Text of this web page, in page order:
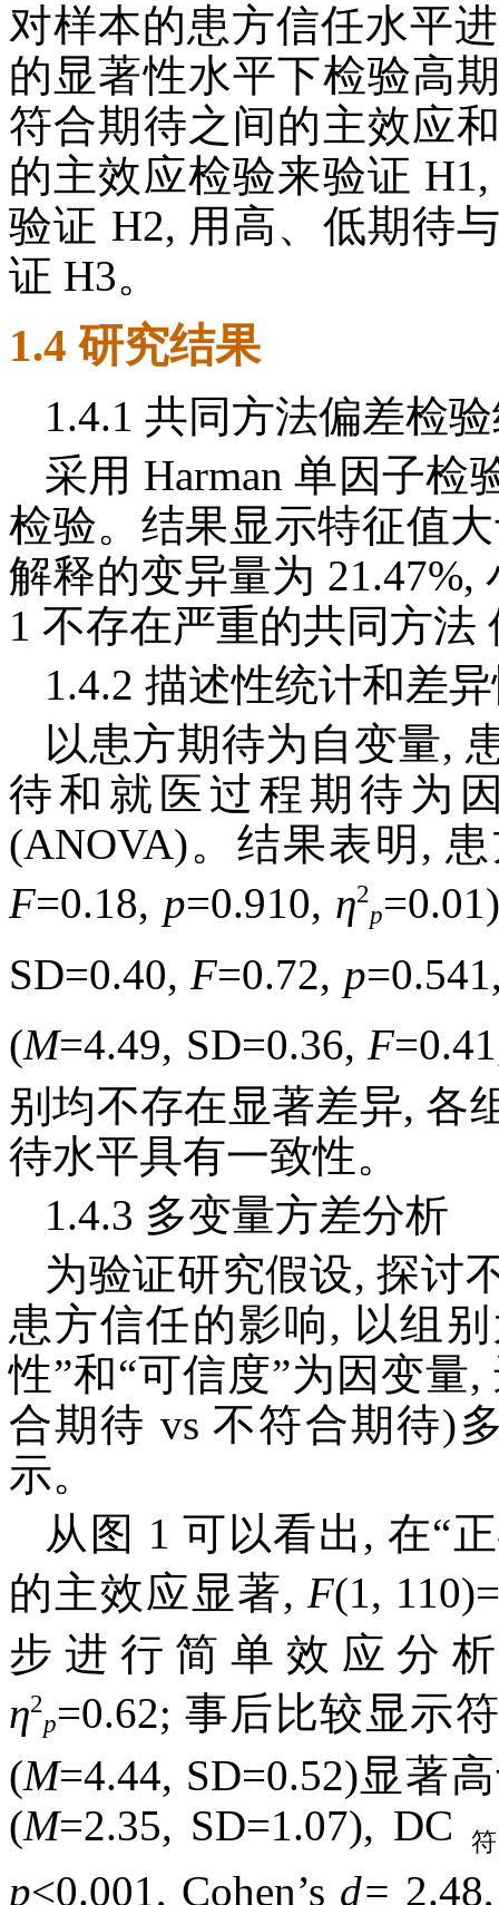
对样本的患方信任水平
的显著性水平下检验高
符合期待之间的主效应
的主效应检验来验证
验证 H2, 用高、低期待
证 H3。
1.4 研究结果
1.4.1 共同方法偏差检
采用 Harman 单因子
检验。结果显示特征值
解释的变异量为 21.47%,
1 不存在严重的共同方法
1.4.2 描述性统计和差
以患方期待为自变量,
待和就医过程期待为
(ANOVA)。结果表明,
F=0.18, p=0.910, η2
p
SD=0.40,F=0.72, p
(M=4.49, SD=0.36,F
别均不存在显著差异, 各
待水平具有一致性。
1.4.3 多变量方差分析
为验证研究假设, 探讨
患方信任的影响, 以组
性”和“可信度”为因变量
合期待 vs 不符合期待)
示。
从图 1 可以看出, 在“
的主效应显著, F(1,
步进行简单效应分
η2
p=0.62; 事后比较显示
(M=4.44, SD=0.52)显著
(M=2.35, SD=1.07), DC
p<0.001, Cohen’s d=